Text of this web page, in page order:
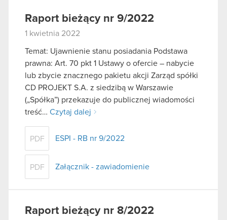
Raport bieżący nr 9/2022
1 kwietnia 2022
Temat: Ujawnienie stanu posiadania Podstawa
prawna: Art. 70 pkt 1 Ustawy o ofercie – nabycie
lub zbycie znacznego pakietu akcji Zarząd spółki
CD PROJEKT S.A. z siedzibą w Warszawie
(„Spółka”) przekazuje do publicznej wiadomości
treść… Czytaj dalej
PDF ESPI - RB nr 9/2022
PDF Załącznik - zawiadomienie
Raport bieżący nr 8/2022